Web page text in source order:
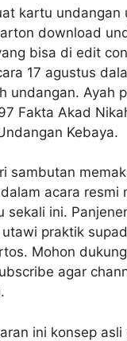
kartu undangan
download
bisa di edit
17 agustus
undangan. Ayah
Fakta Akad
Kebaya.
sambutan
acara resmi
sekali ini.
praktik
Mohon
agar
ini konsep